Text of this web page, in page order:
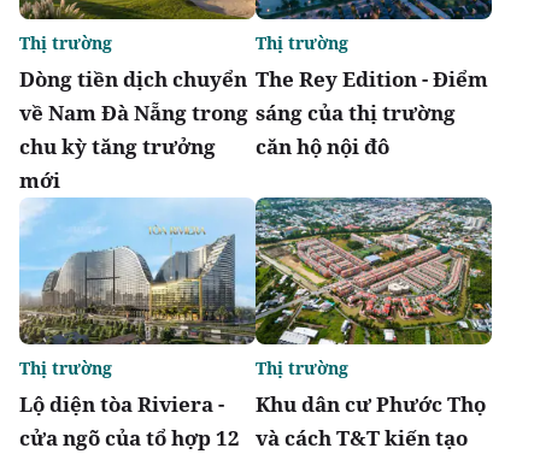
Dòng tiền dịch chuyển
về Nam Đà Nẵng trong
chu kỳ tăng trưởng
mới
Thị trường
The Rey Edition - Điểm
sáng của thị trường
căn hộ nội đô
Thị trường
Lộ diện tòa Riviera -
cửa ngõ của tổ hợp 12
Thị trường
Khu dân cư Phước Thọ
và cách T&T kiến tạo
Thị trường